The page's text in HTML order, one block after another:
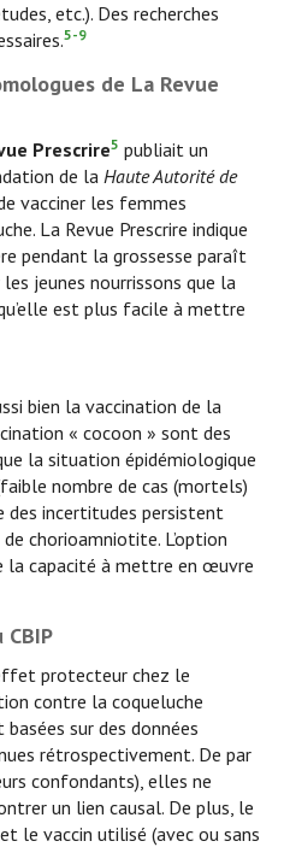
etc.). Des recherches
5-9
de La Revue
Prescrire5 publiait un
de la Haute Autorité de
vacciner les femmes
La Revue Prescrire indique
pendant la grossesse paraît
jeunes nourrissons que la
est plus facile à mettre
bien la vaccination de la
« cocoon » sont des
la situation épidémiologique
nombre de cas (mortels)
des incertitudes persistent
chorioamniotite. L’option
la capacité à mettre en œuvre
protecteur chez le
contre la coqueluche
sur des données
rétrospectivement. De par
confondants), elles ne
un lien causal. De plus, le
le vaccin utilisé (avec ou sans